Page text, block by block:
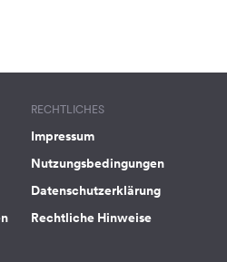
RECHTLICHES
Impressum
Nutzungsbedingungen
Datenschutzerklärung
Rechtliche Hinweise